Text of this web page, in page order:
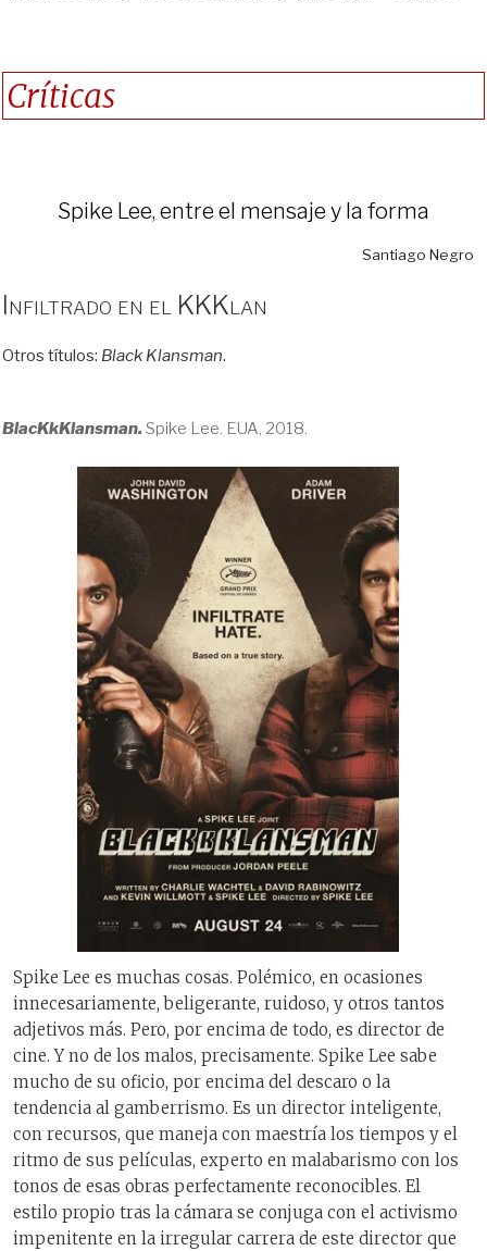
Críticas
Spike Lee, entre el mensaje y la forma
Santiago Negro
Infiltrado en el KKKlan
Otros títulos: Black Klansman.
BlacKkKlansman. Spike Lee. EUA, 2018.
Spike Lee es muchas cosas. Polémico, en ocasiones
innecesariamente, beligerante, ruidoso, y otros tantos
adjetivos más. Pero, por encima de todo, es director de
cine. Y no de los malos, precisamente. Spike Lee sabe
mucho de su oficio, por encima del descaro o la
tendencia al gamberrismo. Es un director inteligente,
con recursos, que maneja con maestría los tiempos y el
ritmo de sus películas, experto en malabarismo con los
tonos de esas obras perfectamente reconocibles. El
estilo propio tras la cámara se conjuga con el activismo
impenitente en la irregular carrera de este director que